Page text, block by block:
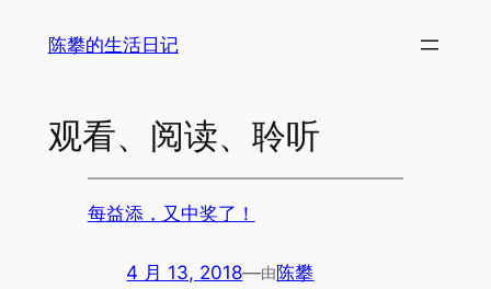
陈攀的生活日记
观看、阅读、聆听
每益添，又中奖了！
4 月 13, 2018—由陈攀